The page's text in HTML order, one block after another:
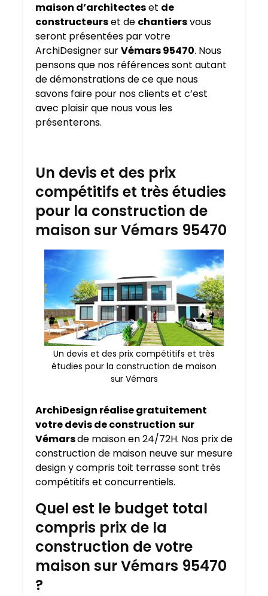
maison d’architecteset de
constructeurset de chantiersvous
seront présentées par votre
ArchiDesigner surVémars 95470. Nous
pensons que nos références sont autant
de démonstrations de ce que nous
savons faire pour nos clients et c’est
avec plaisir que nous vous les
présenterons.
Un devis et des prix
compétitifs et très étudies
pour la construction de
maison sur Vémars 95470
Un devis et des prix compétitifs et très
étudies pour la construction de maison
sur Vémars
ArchiDesign réalise gratuitement
votre devis de construction sur
Vémarsde maison en 24/72H. Nos prix de
construction de maison neuve sur mesure
design y compris toit terrasse sont très
compétitifs et concurrentiels.
Quel est le budget total
compris prix de la
construction de votre
maison sur Vémars 95470
?